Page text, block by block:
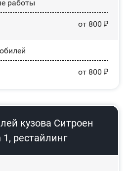
работы
от 800 ₽
от 800 ₽
кузова Ситроен
1, рестайлинг